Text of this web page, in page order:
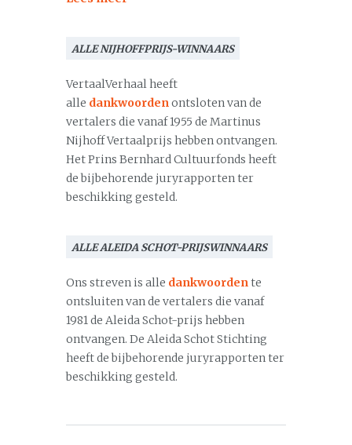
ALLE NIJHOFFPRIJS-WINNAARS
VertaalVerhaal heeft
alle dankwoordenontsloten van de
vertalers die vanaf 1955 de Martinus
Nijhoff Vertaalprijs hebben ontvangen.
Het Prins Bernhard Cultuurfonds heeft
de bijbehorende juryrapporten ter
beschikking gesteld.
ALLE ALEIDA SCHOT-PRIJSWINNAARS
Ons streven is alle dankwoordente
ontsluiten van de vertalers die vanaf
1981 de Aleida Schot-prijs hebben
ontvangen. De Aleida Schot Stichting
heeft de bijbehorende juryrapporten ter
beschikking gesteld.